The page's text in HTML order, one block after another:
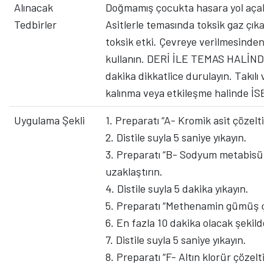
Alınacak
Tedbirler
Doğmamış çocukta hasara yol
Asitlerle temasında toksik gaz
toksik etki. Çevreye verilmesinden
kullanın. DERİ İLE TEMAS
dakika dikkatlice durulayın. Takılı
kalınma veya etkileşme halinde İSE:
Uygulama Şekli
1. Preparatı “A- Kromik asit
2. Distile suyla 5 saniye yıkayın.
3. Preparatı “B- Sodyum
uzaklaştırın.
4. Distile suyla 5 dakika yıkayın.
5. Preparatı “Methenamin gümüş
6. En fazla 10 dakika olacak şekilde
7. Distile suyla 5 saniye yıkayın.
8. Preparatı “F- Altın klorür